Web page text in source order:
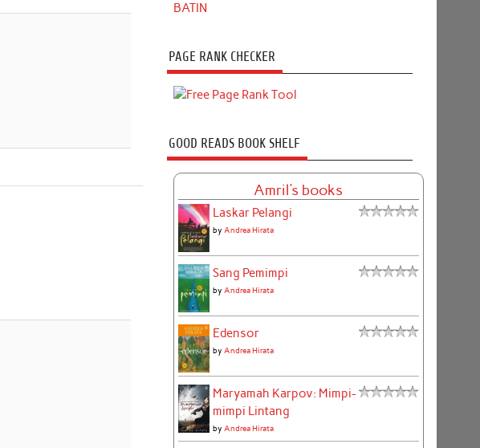
BATIN
PAGE RANK CHECKER
GOOD READS BOOK SHELF
Amril's books
Laskar Pelangi
by Andrea Hirata
Sang Pemimpi
by Andrea Hirata
Edensor
by Andrea Hirata
Maryamah Karpov: Mimpi-
mimpi Lintang
by Andrea Hirata